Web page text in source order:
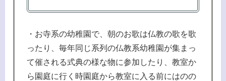
・お寺系の幼稚園で、朝のお歌は仏教の歌を歌
ったり、毎年同じ系列の仏教系幼稚園が集まっ
て催される式典の様な物に参加したり、教室か
ら園庭に行く時園庭から教室に入る前にはのの